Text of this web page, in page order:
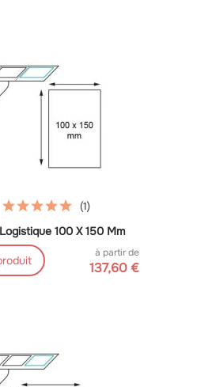
100 X 150 Mm
à partir de
137,60 €
(1)